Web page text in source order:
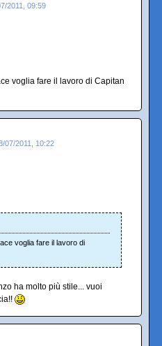
2011, 09:59
voglia fare il lavoro di Capitan
07/2011, 10:22
voglia fare il lavoro di
ha molto più stile... vuoi